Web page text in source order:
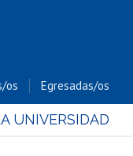
os Egresadas/os
UNIVERSIDAD